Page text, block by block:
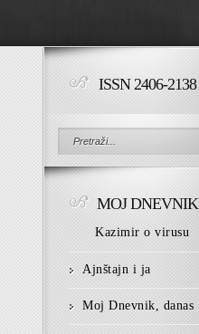
ISSN 2406-2138
MOJ DNEVNIK
Kazimir o virusu
Ajnštajn i ja
Moj Dnevnik, danas